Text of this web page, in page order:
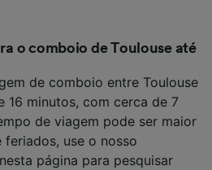
o comboio de Toulouse até
de comboio entre Toulouse
16 minutos, com cerca de 7
de viagem pode ser maior
feriados, use o nosso
página para pesquisar